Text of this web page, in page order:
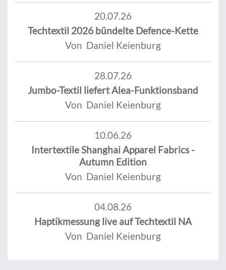
20.07.26
Techtextil 2026 bündelte Defence-Kette
Von Daniel Keienburg
28.07.26
Jumbo-Textil liefert Alea-Funktionsband
Von Daniel Keienburg
10.06.26
Intertextile Shanghai Apparel Fabrics -
Autumn Edition
Von Daniel Keienburg
04.08.26
Haptikmessung live auf Techtextil NA
Von Daniel Keienburg